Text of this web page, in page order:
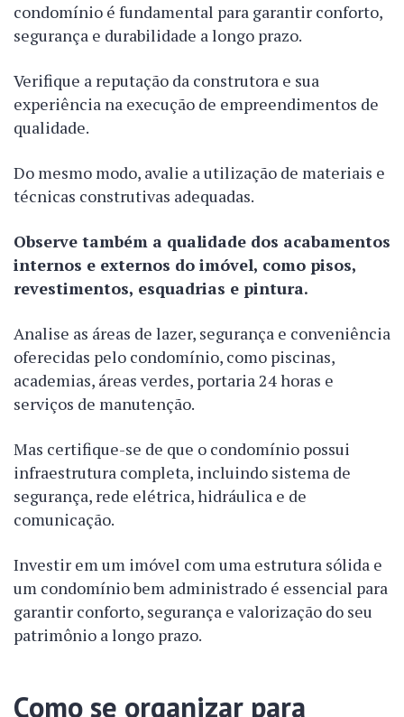
condomínio é fundamental para garantir conforto,
segurança e durabilidade a longo prazo.
Verifique a reputação da construtora e sua
experiência na execução de empreendimentos de
qualidade.
Do mesmo modo, avalie a utilização de materiais e
técnicas construtivas adequadas.
Observe também a qualidade dos acabamentos
internos e externos do imóvel, como pisos,
revestimentos, esquadrias e pintura.
Analise as áreas de lazer, segurança e conveniência
oferecidas pelo condomínio, como piscinas,
academias, áreas verdes, portaria 24 horas e
serviços de manutenção.
Mas certifique-se de que o condomínio possui
infraestrutura completa, incluindo sistema de
segurança, rede elétrica, hidráulica e de
comunicação.
Investir em um imóvel com uma estrutura sólida e
um condomínio bem administrado é essencial para
garantir conforto, segurança e valorização do seu
patrimônio a longo prazo.
Como se organizar para